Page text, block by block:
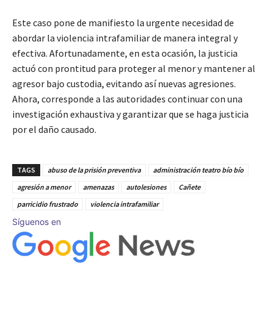
Este caso pone de manifiesto la urgente necesidad de
abordar la violencia intrafamiliar de manera integral y
efectiva. Afortunadamente, en esta ocasión, la justicia
actuó con prontitud para proteger al menor y mantener al
agresor bajo custodia, evitando así nuevas agresiones.
Ahora, corresponde a las autoridades continuar con una
investigación exhaustiva y garantizar que se haga justicia
por el daño causado.
TAGS abuso de la prisión preventiva
administración teatro bío bío
agresión a menor
amenazas autolesiones
Cañete
parricidio frustrado
violencia intrafamiliar
Síguenos en